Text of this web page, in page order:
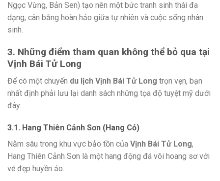
Ngọc Vừng, Bản Sen) tạo nên một bức tranh sinh thái đa
dạng, cân bằng hoàn hảo giữa tự nhiên và cuộc sống nhân
sinh.
3. Những điểm tham quan không thể bỏ qua tại
Vịnh Bái Tử Long
Để có một chuyến du lịch Vịnh Bái Tử Long trọn vẹn, bạn
nhất định phải lưu lại danh sách những tọa độ tuyệt mỹ dưới
đây:
3.1. Hang Thiên Cảnh Sơn (Hang Cỏ)
Nằm sâu trong khu vực bảo tồn của Vịnh Bái Tử Long,
Hang Thiên Cảnh Sơn là một hang động đá vôi hoang sơ với
vẻ đẹp huyền ảo.